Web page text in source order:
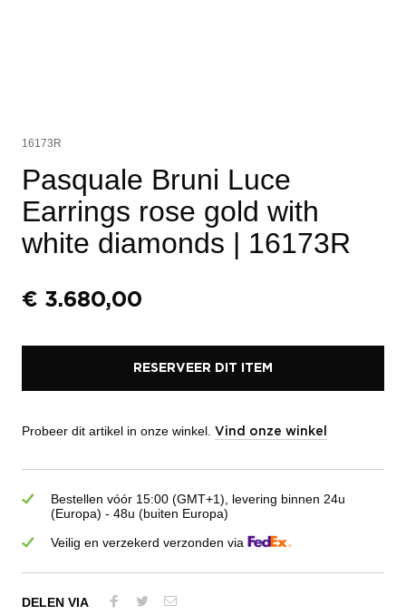
16173R
Pasquale Bruni Luce
Earrings rose gold with
white diamonds | 16173R
€ 3.680,00
RESERVEER DIT ITEM
Probeer dit artikel in onze winkel. Vind onze winkel
Bestellen vóór 15:00 (GMT+1), levering binnen 24u
(Europa) - 48u (buiten Europa)
Veilig en verzekerd verzonden via
DELEN VIA